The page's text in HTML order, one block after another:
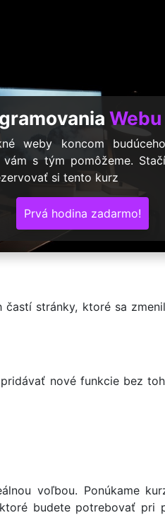
Webu
weby koncom budúceho
s tým pomôžeme. Stačí
si tento kurz
Prvá hodina zadarmo!
častí stránky, ktoré sa
nové funkcie bez
voľbou. Ponúkame
budete potrebovať pri